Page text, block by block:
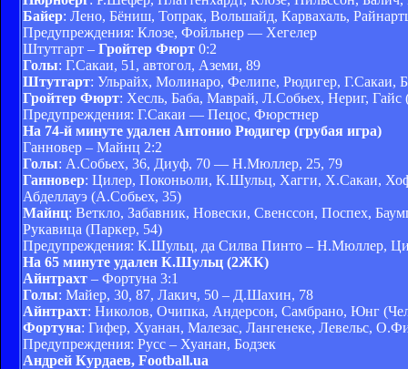
Байер: Лено, Бёниш, Топрак, Вольшайд, Карвахаль,
Предупреждения: Клозе, Фойльнер — Хегелер
Штутгарт – Гройтер Фюрт 0:2
Голы: Г.Сакаи, 51, автогол, Аземи, 89
Штутгарт: Ульрайх, Молинаро, Фелипе, Рюдигер, Г.Сакаи,
Гройтер Фюрт: Хесль, Баба, Маврай, Л.Собьех, Нериг,
Предупреждения: Г.Сакаи — Пецос, Фюрстнер
На 74-й минуте удален Антонио Рюдигер (грубая игра)
Ганновер – Майнц 2:2
Голы: А.Собьех, 36, Диуф, 70 — Н.Мюллер, 25, 79
Ганновер: Цилер, Поконьоли, К.Шульц, Хагги, Х.Сакаи,
Абделлауэ (А.Собьех, 35)
Майнц: Веткло, Забавник, Новески, Свенссон, Поспех,
Рукавица (Паркер, 54)
Предупреждения: К.Шульц, да Силва Пинто – Н.Мюллер,
На 65 минуте удален К.Шульц (2ЖК)
Айнтрахт – Фортуна 3:1
Голы: Майер, 30, 87, Лакич, 50 – Д.Шахин, 78
Айнтрахт: Николов, Очипка, Андерсон, Самбрано, Юнг
Фортуна: Гифер, Хуанан, Малезас, Лангенеке, Левельс,
Предупреждения: Русс – Хуанан, Бодзек
Андрей Курдаев, Football.ua